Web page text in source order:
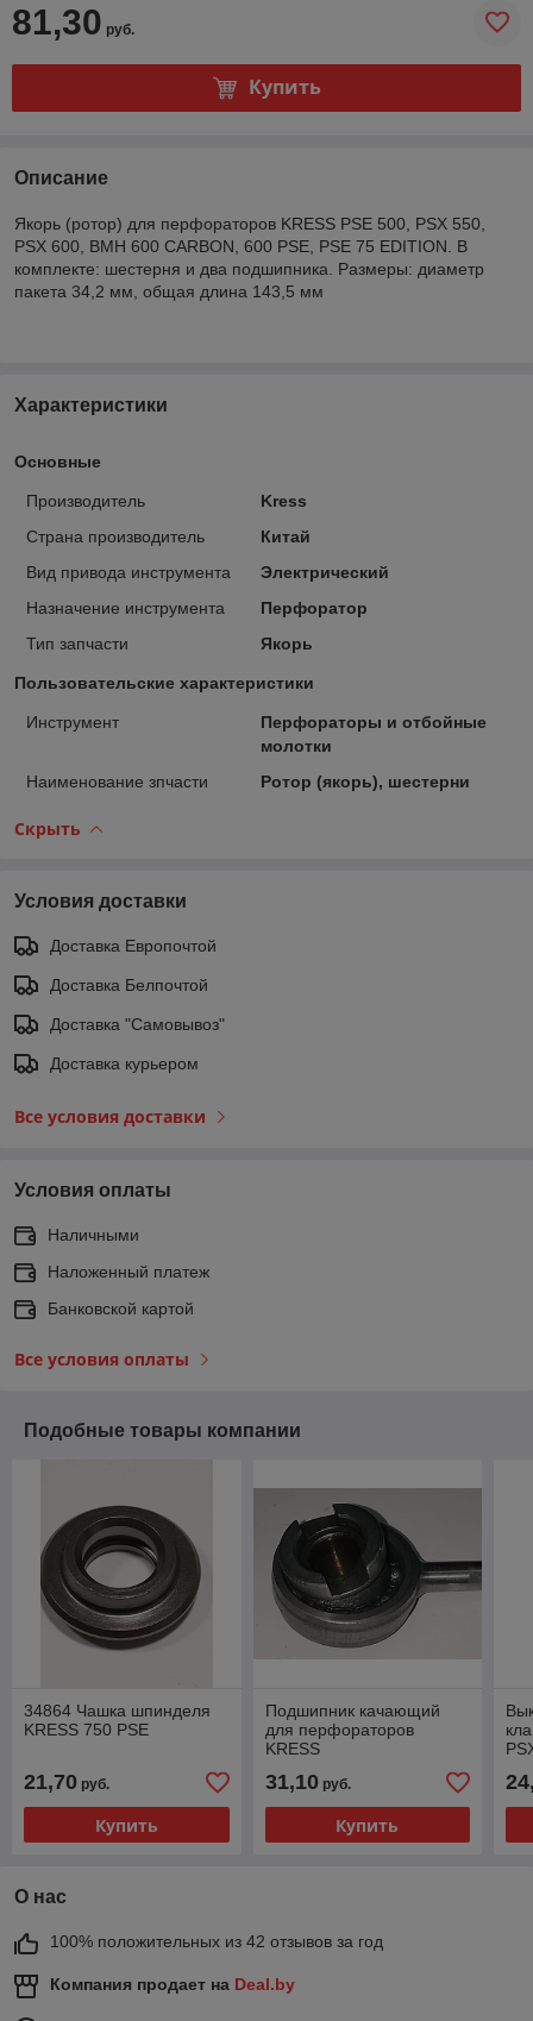
81,30 руб.
Купить
Описание
Якорь (ротор) для перфораторов KRESS PSE 500, PSX 550,
PSX 600, BMH 600 CARBON, 600 PSE, PSE 75 EDITION. В
комплекте: шестерня и два подшипника. Размеры: диаметр
пакета 34,2 мм, общая длина 143,5 мм
Характеристики
Основные
Производитель
Kress
Страна производитель
Китай
Вид привода инструмента
Электрический
Назначение инструмента
Перфоратор
Тип запчасти
Якорь
Пользовательские характеристики
Инструмент
Перфораторы и отбойные
молотки
Наименование зпчасти
Ротор (якорь), шестерни
Скрыть
Условия доставки
Доставка Европочтой
Доставка Белпочтой
Доставка "Самовывоз"
Доставка курьером
Все условия доставки
Условия оплаты
Наличными
Наложенный платеж
Банковской картой
Все условия оплаты
Подобные товары компании
34864 Чашка шпинделя
KRESS 750 PSE
21,70 руб.
Купить
Подшипник качающий
для перфораторов
KRESS
31,10руб.
Купить
О нас
100% положительных из 42 отзывов за год
Компания продает на Deal.by